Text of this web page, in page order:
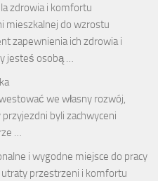
zdrowia i komfortu
mieszkalnej do wzrostu
zapewnienia ich zdrowia i
jesteś osobą …
we własny rozwój,
byli zachwyceni
…
i wygodne miejsce do pracy
przestrzeni i komfortu